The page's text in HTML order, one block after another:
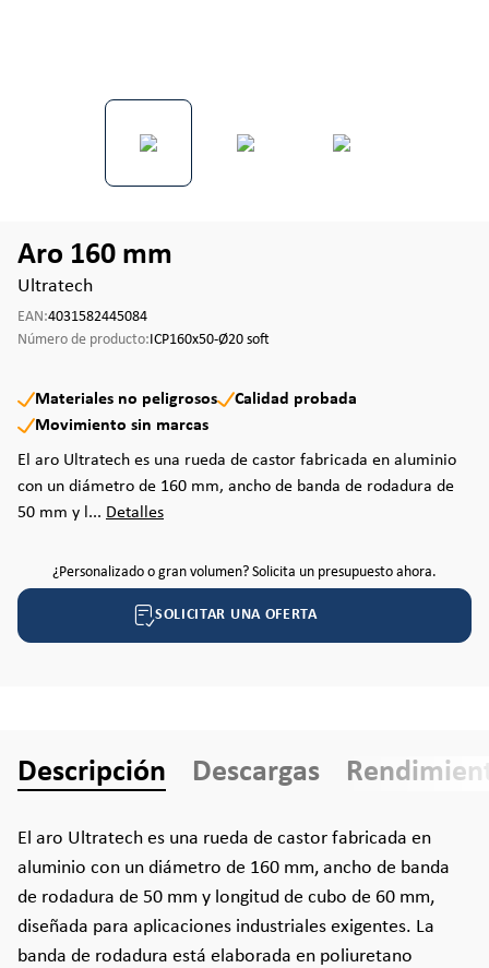
Aro 160 mm
Ultratech
EAN:4031582445084
Número de producto:ICP160x50-Ø20 soft
Materiales no peligrosos
Calidad probada
Movimiento sin marcas
El aro Ultratech es una rueda de castor fabricada en aluminio
con un diámetro de 160 mm, ancho de banda de rodadura de
50 mm y l... Detalles
¿Personalizado o gran volumen? Solicita un presupuesto ahora.
SOLICITAR UNA OFERTA
Descripción Descargas
El aro Ultratech es una rueda de castor fabricada en
aluminio con un diámetro de 160 mm, ancho de banda
de rodadura de 50 mm y longitud de cubo de 60 mm,
diseñada para aplicaciones industriales exigentes. La
banda de rodadura está elaborada en poliuretano